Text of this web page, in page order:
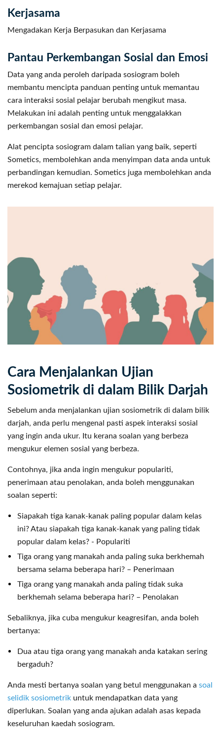
Kerjasama
Mengadakan Kerja Berpasukan dan Kerjasama
Pantau Perkembangan Sosial dan Emosi
Data yang anda peroleh daripada sosiogram boleh
membantu mencipta panduan penting untuk memantau
cara interaksi sosial pelajar berubah mengikut masa.
Melakukan ini adalah penting untuk menggalakkan
perkembangan sosial dan emosi pelajar.
Alat pencipta sosiogram dalam talian yang baik, seperti
Sometics, membolehkan anda menyimpan data anda untuk
perbandingan kemudian. Sometics juga membolehkan anda
merekod kemajuan setiap pelajar.
Cara Menjalankan Ujian
Sosiometrik di dalam Bilik Darjah
Sebelum anda menjalankan ujian sosiometrik di dalam bilik
darjah, anda perlu mengenal pasti aspek interaksi sosial
yang ingin anda ukur. Itu kerana soalan yang berbeza
mengukur elemen sosial yang berbeza.
Contohnya, jika anda ingin mengukur populariti,
penerimaan atau penolakan, anda boleh menggunakan
soalan seperti:
Siapakah tiga kanak-kanak paling popular dalam kelas
ini? Atau siapakah tiga kanak-kanak yang paling tidak
popular dalam kelas? - Populariti
Tiga orang yang manakah anda paling suka berkhemah
bersama selama beberapa hari? – Penerimaan
Tiga orang yang manakah anda paling tidak suka
berkhemah selama beberapa hari? – Penolakan
Sebaliknya, jika cuba mengukur keagresifan, anda boleh
bertanya:
Dua atau tiga orang yang manakah anda katakan sering
bergaduh?
Anda mesti bertanya soalan yang betul menggunakan a soal
selidik sosiometrik untuk mendapatkan data yang
diperlukan. Soalan yang anda ajukan adalah asas kepada
keseluruhan kaedah sosiogram.